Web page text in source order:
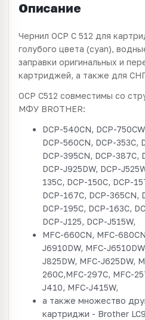
Описание
Чернил OCP C 512 для
голубого цвета (cyan),
заправки оригинальных и
картриджей, а также для
OCP С512 совместимы со
МФУ BROTHER:
DCP-540CN, DCP-
DCP-560CN, DCP-353C,
DCP-395CN, DCP-387C,
DCP-J925DW, DCP-
135C, DCP-150C, DCP-
DCP-167C, DCP-365CN,
DCP-195C, DCP-163C,
DCP-J125, DCP-J515W,
MFC-660CN, MFC-680CN,
J6910DW, MFC-
J825DW, MFC-J625DW,
260C,MFC-297C, MFC-
J410, MFC-J415W,
а также множество
картриджи - Brother